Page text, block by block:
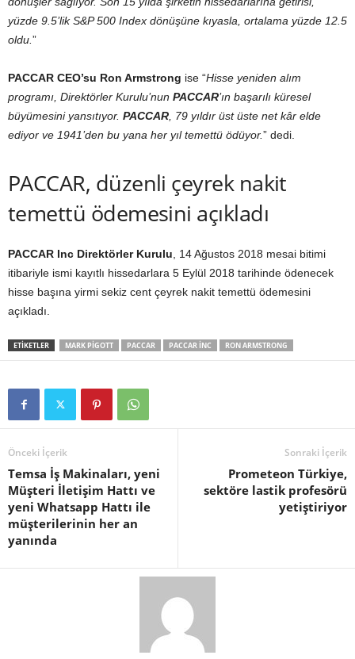
yüzde 9.5’lik S&P 500 Index dönüşüne kıyasla, ortalama yüzde 12.5
oldu. ”
PACCAR CEO’su Ron Armstrong ise “Hisse yeniden alım
programı, Direktörler Kurulu’nun PACCAR’ın başarılı küresel
büyümesini yansıtıyor. PACCAR , 79 yıldır üst üste net kâr elde
ediyor ve 1941’den bu yana her yıl temettü ödüyor.” dedi.
PACCAR, düzenli çeyrek nakit
temettü ödemesini açıkladı
PACCAR Inc Direktörler Kurulu , 14 Ağustos 2018 mesai bitimi
itibariyle ismi kayıtlı hissedarlara 5 Eylül 2018 tarihinde ödenecek
hisse başına yirmi sekiz cent çeyrek nakit temettü ödemesini
açıkladı.
ETIKETLER MARK PIGOTT PACCAR PACCAR INC RON ARMSTRONG
Önceki İçerik
Temsa İş Makinaları, yeni
Müşteri İletişim Hattı ve
yeni Whatsapp Hattı ile
müşterilerinin her an
yanında
Sonraki İçerik
Prometeon Türkiye,
sektöre lastik profesörü
yetiştiriyor